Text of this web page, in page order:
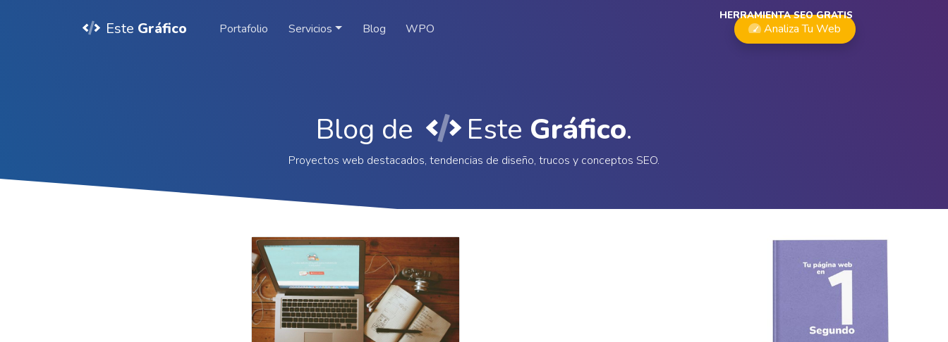
Este Gráfico Portafolio Servicios Blog WPO Analiza Tu Web
HERRAMIENTA SEO GRATIS
Blog de Este Gráfico.
Proyectos web destacados, tendencias de diseño, trucos y conceptos SEO.